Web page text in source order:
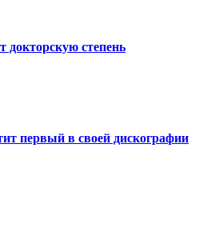
докторскую степень
первый в своей дискографии